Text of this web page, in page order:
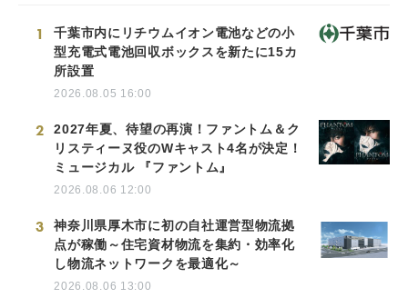
1
千葉市内にリチウムイオン電池などの小
型充電式電池回収ボックスを新たに15カ
所設置
2026.08.05 16:00
2
2027年夏、待望の再演！ファントム＆ク
リスティーヌ役のWキャスト4名が決定！
ミュージカル 『ファントム』
2026.08.06 12:00
3
神奈川県厚木市に初の自社運営型物流拠
点が稼働～住宅資材物流を集約・効率化
し物流ネットワークを最適化～
2026.08.06 13:00